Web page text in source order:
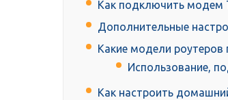
Как подключить модем
Дополнительные
Какие модели роутеров
Использование,
Как настроить